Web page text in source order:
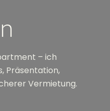
– ich
Präsentation,
Vermietung.